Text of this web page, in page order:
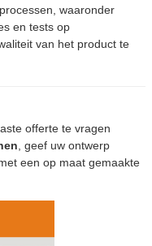
waaronder
en tests op
van het product te
offerte te vragen
, geef uw ontwerp
een op maat gemaakte